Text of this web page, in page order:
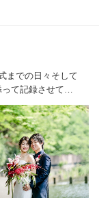
までの日々 そして
て記録させてい
を将来に残した